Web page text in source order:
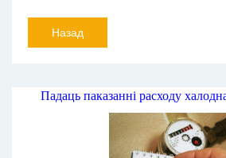
Назад
Падаць паказанні расходу